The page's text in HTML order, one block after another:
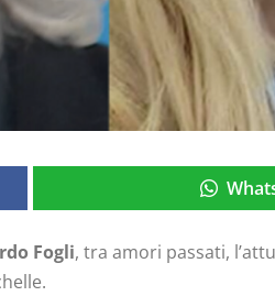
Fogli, tra amori passati,